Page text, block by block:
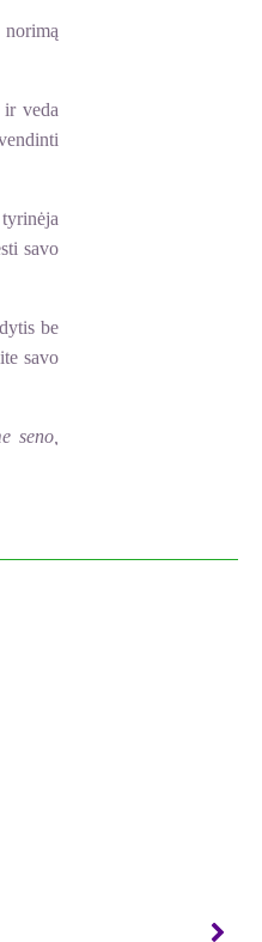
ir veda
savo
be
savo
seno,